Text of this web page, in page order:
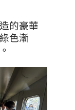
的豪華
色漸